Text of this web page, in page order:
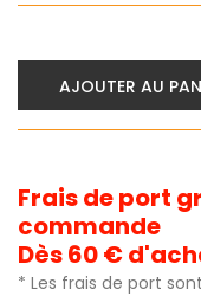
AJOUTER AU
Frais de port
commande
Dès 60 €
* Les frais de port